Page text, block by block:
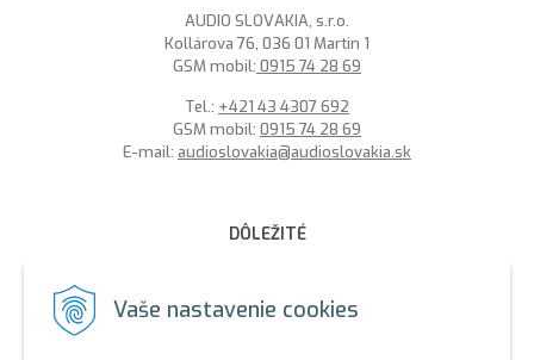
Vaše nastavenie cookies
AUDIO SLOVAKIA, s.r.o.
Kollárova 76, 036 01 Martin 1
GSM mobil: 0915 74 28 69
Tel.: +421 43 4307 692
GSM mobil: 0915 74 28 69
E-mail: audioslovakia@audioslovakia.sk
DÔLEŽITÉ
Sme členmi spoločenstva SEWA, zabezpečujeme likvidáciu